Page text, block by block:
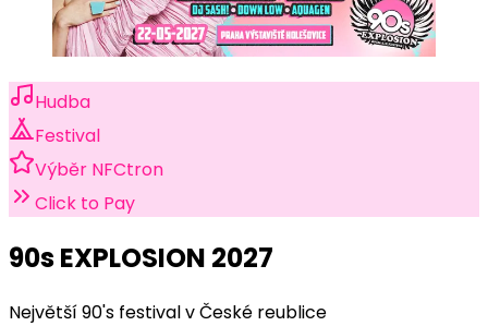
Hudba
Festival
Výběr NFCtron
Click to Pay
90s EXPLOSION 2027
Největší 90's festival v České reublice